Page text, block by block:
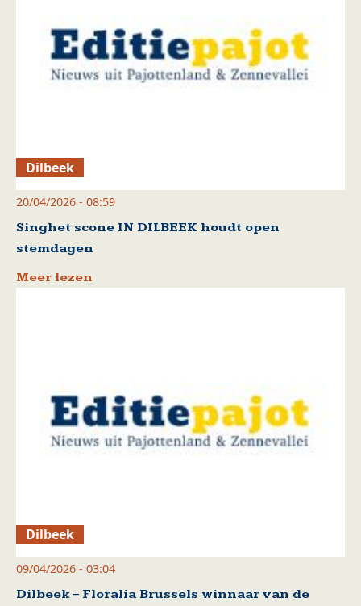
Dilbeek
20/04/2026 - 08:59
Singhet scone IN DILBEEK houdt open
stemdagen
Meer lezen
Dilbeek
09/04/2026 - 03:04
Dilbeek – Floralia Brussels winnaar van de